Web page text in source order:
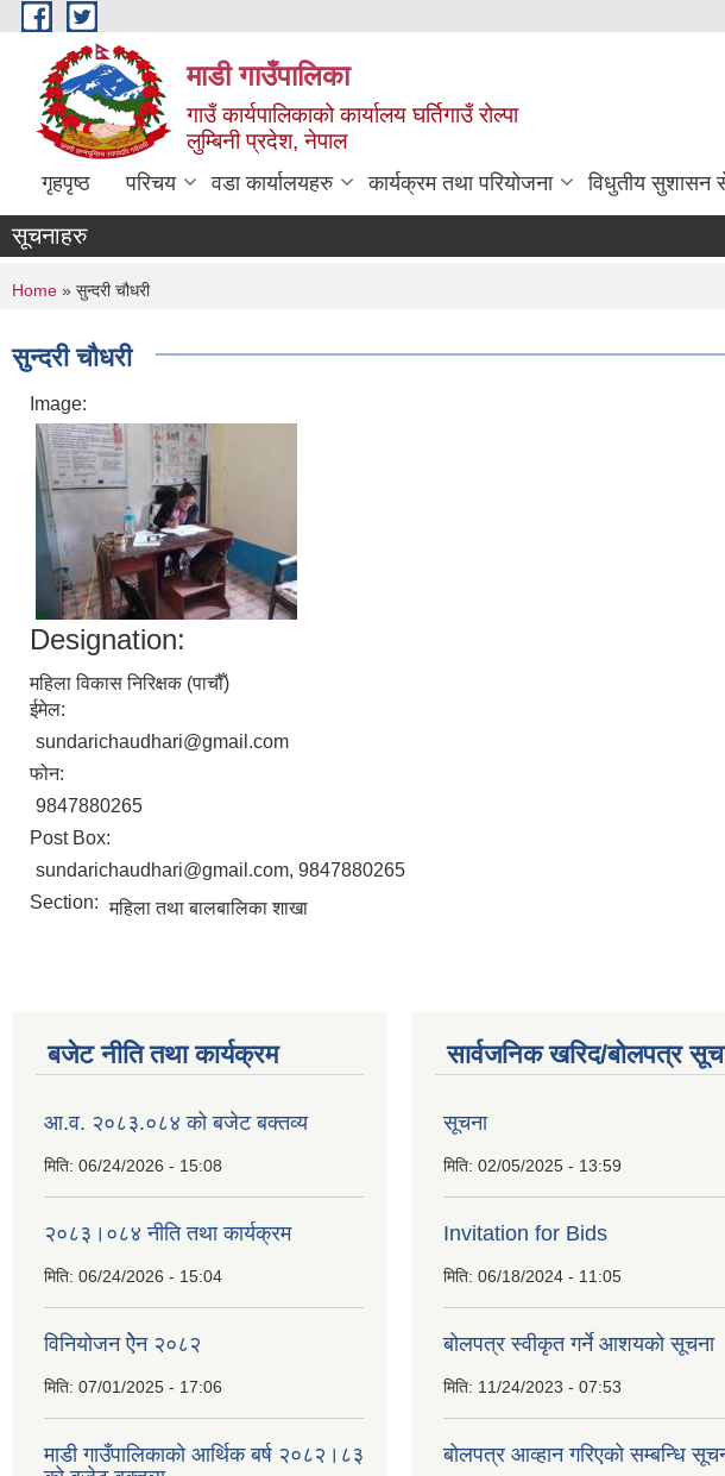
Skip to main content
माडी गाउँपालिका
गाउँ कार्यपालिकाको कार्यालय घर्तिगाउँ रोल्पा
लुम्बिनी प्रदेश, नेपाल
गृहपृष्ठ परिचय वडा कार्यालयहरु कार्यक्रम तथा परियोजना विधुतीय सुशासन
सूचनाहरु
You are here
Home » सुन्दरी चौधरी
सुन्दरी चौधरी
Image:
Designation:
महिला विकास निरिक्षक (पाचौँ)
ईमेल:
sundarichaudhari@gmail.com
फोन:
9847880265
Post Box:
sundarichaudhari@gmail.com, 9847880265
Section: महिला तथा बालबालिका शाखा
बजेट नीति तथा कार्यक्रम
आ.व. २०८३.०८४ को बजेट बक्तव्य
मिति: 06/24/2026 - 15:08
२०८३।०८४ नीति तथा कार्यक्रम
मिति: 06/24/2026 - 15:04
विनियोजन ऐेन २०८२
मिति: 07/01/2025 - 17:06
माडी गाउँपालिकाको आर्थिक बर्ष २०८२।८३
सार्वजनिक खरिद/बोलपत्र
सूचना
मिति: 02/05/2025 - 13:59
Invitation for Bids
मिति: 06/18/2024 - 11:05
बोलपत्र स्वीकृत गर्ने आशयको सूचना
मिति: 11/24/2023 - 07:53
बोलपत्र आव्हान गरिएको सम्बन्धि